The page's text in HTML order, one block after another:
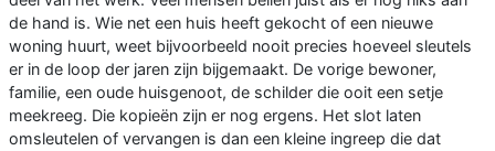
de hand is. Wie net een huis heeft gekocht of een nieuwe
woning huurt, weet bijvoorbeeld nooit precies hoeveel sleutels
er in de loop der jaren zijn bijgemaakt. De vorige bewoner,
familie, een oude huisgenoot, de schilder die ooit een setje
meekreeg. Die kopieën zijn er nog ergens. Het slot laten
omsleutelen of vervangen is dan een kleine ingreep die dat